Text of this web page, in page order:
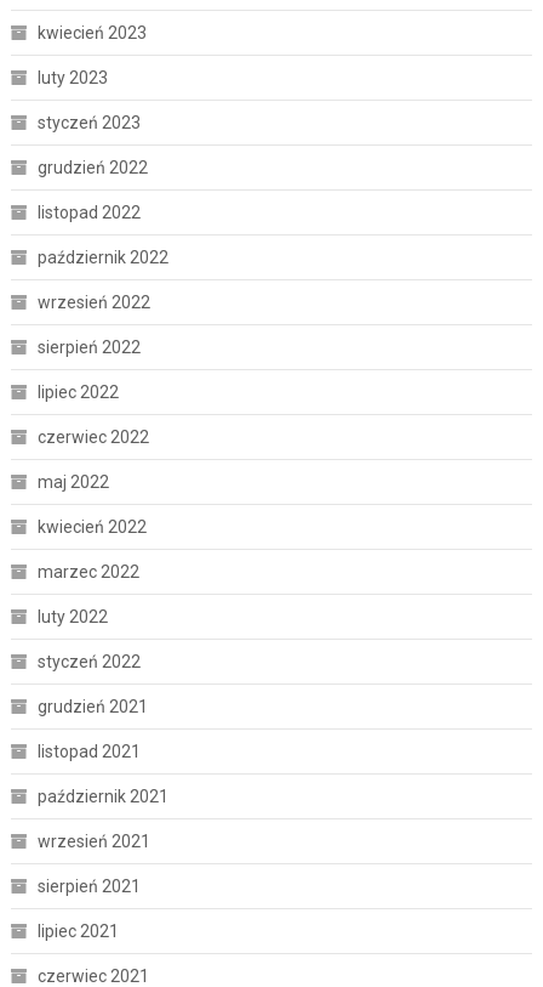
kwiecień 2023
luty 2023
styczeń 2023
grudzień 2022
listopad 2022
październik 2022
wrzesień 2022
sierpień 2022
lipiec 2022
czerwiec 2022
maj 2022
kwiecień 2022
marzec 2022
luty 2022
styczeń 2022
grudzień 2021
listopad 2021
październik 2021
wrzesień 2021
sierpień 2021
lipiec 2021
czerwiec 2021